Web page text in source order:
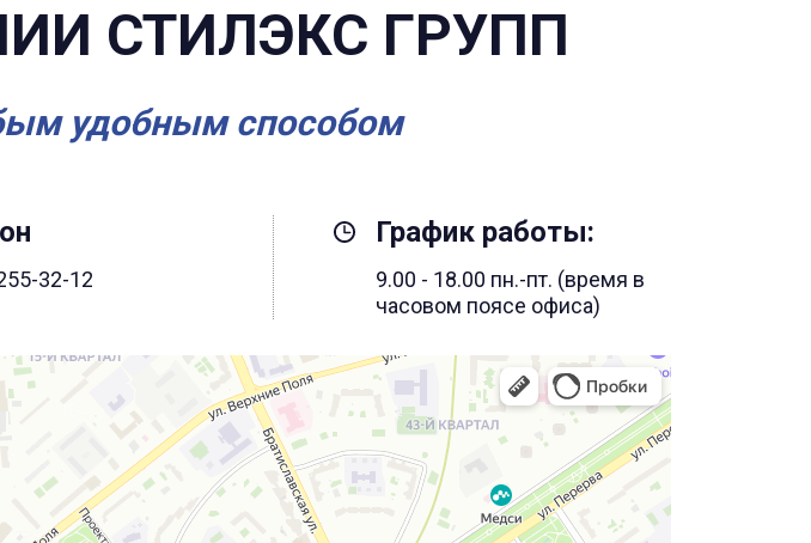
СТИЛЭКС ГРУПП
удобным способом
32-12
График работы:
9.00 - 18.00 пн.-пт. (время в
часовом поясе офиса)